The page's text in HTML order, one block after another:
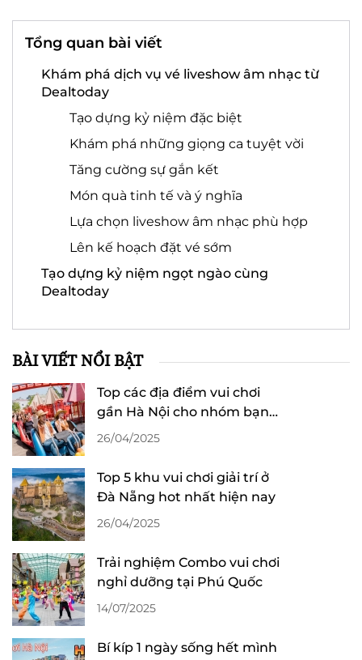
Tổng quan bài viết
Khám phá dịch vụ vé liveshow âm nhạc từ
Dealtoday
Tạo dựng kỷ niệm đặc biệt
Khám phá những giọng ca tuyệt vời
Tăng cường sự gắn kết
Món quà tinh tế và ý nghĩa
Lựa chọn liveshow âm nhạc phù hợp
Lên kế hoạch đặt vé sớm
Tạo dựng kỷ niệm ngọt ngào cùng
Dealtoday
BÀI VIẾT NỔI BẬT
Top các địa điểm vui chơi
gần Hà Nội cho nhóm bạn
và gia đình cực đã
26/04/2025
Top 5 khu vui chơi giải trí ở
Đà Nẵng hot nhất hiện nay
26/04/2025
Trải nghiệm Combo vui chơi
nghỉ dưỡng tại Phú Quốc
14/07/2025
Bí kíp 1 ngày sống hết mình